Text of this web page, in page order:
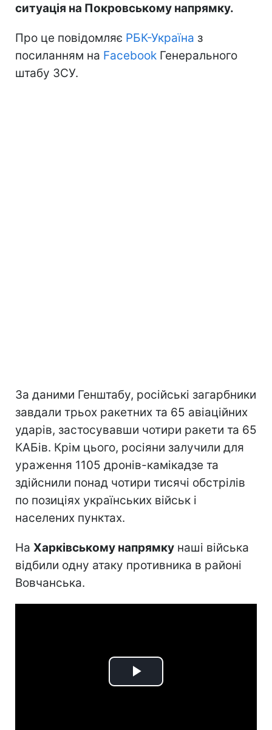
ситуація на Покровському напрямку.
Про це повідомляє РБК-Україна з
посиланням на Facebook Генерального
штабу ЗСУ.
За даними Генштабу, російські загарбники
завдали трьох ракетних та 65 авіаційних
ударів, застосувавши чотири ракети та 65
КАБів. Крім цього, росіяни залучили для
ураження 1105 дронів-камікадзе та
здійснили понад чотири тисячі обстрілів
по позиціях українських військ і
населених пунктах.
На Харківському напрямку наші війська
відбили одну атаку противника в районі
Вовчанська.
Play